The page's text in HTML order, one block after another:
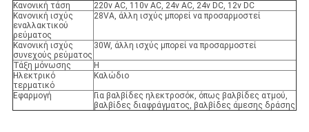
Κανονική τάση
220v AC, 110v AC, 24v AC, 24v DC, 12v DC
Κανονική ισχύς
εναλλακτικού
ρεύματος
28VA, άλλη ισχύς μπορεί να προσαρμοστεί
Κανονική ισχύς
συνεχούς ρεύματος
30W, άλλη ισχύς μπορεί να προσαρμοστεί
Τάξη μόνωσης
H
Ηλεκτρικό
τερματικό
Καλώδιο
Εφαρμογή
Για βαλβίδες ηλεκτροσόκ, όπως βαλβίδες ατμού,
βαλβίδες διαφράγματος, βαλβίδες άμεσης δράσης